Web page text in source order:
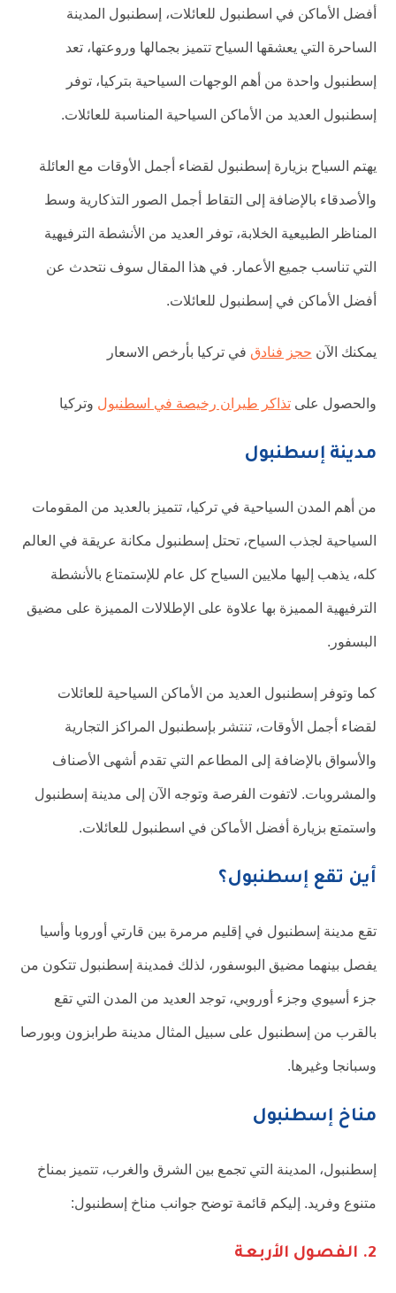
أفضل الأماكن في اسطنبول للعائلات، إسطنبول المدينة
الساحرة التي يعشقها السياح تتميز بجمالها وروعتها، تعد
إسطنبول واحدة من أهم الوجهات السياحية بتركيا، توفر
إسطنبول العديد من الأماكن السياحية المناسبة للعائلات.
يهتم السياح بزيارة إسطنبول لقضاء أجمل الأوقات مع العائلة
والأصدقاء بالإضافة إلى التقاط أجمل الصور التذكارية وسط
المناظر الطبيعية الخلابة، توفر العديد من الأنشطة الترفيهية
التي تناسب جميع الأعمار. في هذا المقال سوف نتحدث عن
أفضل الأماكن في إسطنبول للعائلات.
يمكنك الآن حجز فنادق في تركيا بأرخص الاسعار
والحصول علىتذاكر طيران رخيصة في اسطنبول وتركيا
مدينة إسطنبول
من أهم المدن السياحية في تركيا، تتميز بالعديد من المقومات
السياحية لجذب السياح، تحتل إسطنبول مكانة عريقة في العالم
كله، يذهب إليها ملايين السياح كل عام للإستمتاع بالأنشطة
الترفيهية المميزة بها علاوة على الإطلالات المميزة على مضيق
البسفور.
كما وتوفر إسطنبول العديد من الأماكن السياحية للعائلات
لقضاء أجمل الأوقات، تنتشر بإسطنبول المراكز التجارية
والأسواق بالإضافة إلى المطاعم التي تقدم أشهى الأصناف
والمشروبات. لاتفوت الفرصة وتوجه الآن إلى مدينة إسطنبول
واستمتع بزيارة أفضل الأماكن في اسطنبول للعائلات.
أين تقع إسطنبول؟
تقع مدينة إسطنبول في إقليم مرمرة بين قارتي أوروبا وأسيا
يفصل بينهما مضيق البوسفور، لذلك فمدينة إسطنبول تتكون من
جزء أسيوي وجزء أوروبي، توجد العديد من المدن التي تقع
بالقرب من إسطنبول على سبيل المثال مدينة طرابزون وبورصا
وسبانجا وغيرها.
مناخ إسطنبول
إسطنبول، المدينة التي تجمع بين الشرق والغرب، تتميز بمناخ
متنوع وفريد. إليكم قائمة توضح جوانب مناخ إسطنبول:
2. الفصول الأربعة